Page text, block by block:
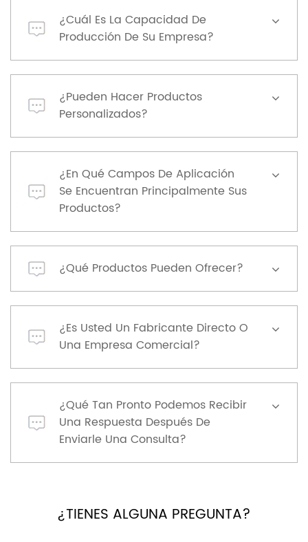
¿Cuál Es La Capacidad De
Producción De Su Empresa?
¿Pueden Hacer Productos
Personalizados?
¿En Qué Campos De Aplicación
Se Encuentran Principalmente Sus
Productos?
¿Qué Productos Pueden Ofrecer?
¿Es Usted Un Fabricante Directo O
Una Empresa Comercial?
¿Qué Tan Pronto Podemos Recibir
Una Respuesta Después De
Enviarle Una Consulta?
¿TIENES ALGUNA PREGUNTA?